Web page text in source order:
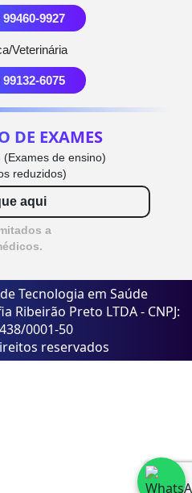
99460-9927
Veterinária
99132-6075
DE EXAMES
(Exames de ensino)
reduzidos)
aqui
a
de Tecnologia em Saúde
Ribeirão Preto LTDA - CNPJ:
0001-50
reservados